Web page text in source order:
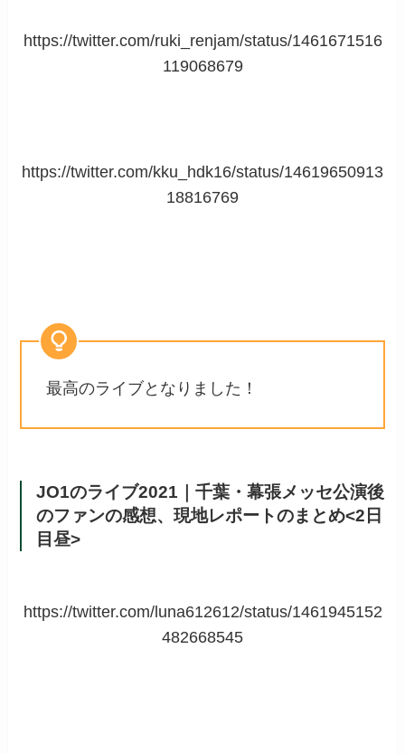
https://twitter.com/ruki_renjam/status/1461671516
119068679
https://twitter.com/kku_hdk16/status/14619650913
18816769
最高のライブとなりました！
JO1のライブ2021｜千葉・幕張メッセ公演後
のファンの感想、現地レポートのまとめ<2日
目昼>
https://twitter.com/luna612612/status/1461945152
482668545